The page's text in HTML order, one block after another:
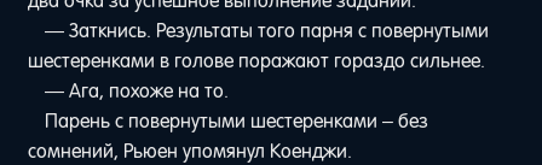
— Заткнись. Результаты того парня с повернутыми
шестеренками в голове поражают гораздо сильнее.
— Ага, похоже на то.
Парень с повернутыми шестеренками – без
сомнений, Рьюен упомянул Коенджи.